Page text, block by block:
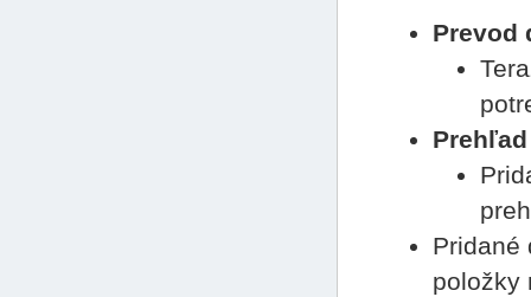
Prevod
Pridané
položky